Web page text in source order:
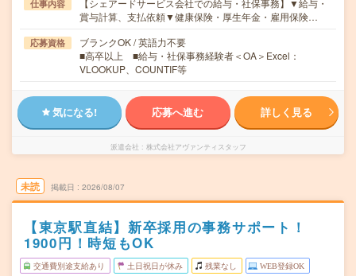
仕事内容
【シェアードサービス会社での給与・社保事務】▼給与・
賞与計算、支払依頼▼健康保険・厚生年金・雇用保険…
応募資格
ブランクOK / 英語力不要
■高卒以上 ■給与・社保事務経験者＜OA＞Excel：
VLOOKUP、COUNTIF等
気になる! 応募へ進む 詳しく見る
派遣会社 株式会社アヴァンティスタッフ
未読 掲載日 2026/08/07
【東京駅直結】新卒採用の事務サポート！
1900円！時短もOK
交通費別途支給あり 土日祝日が休み 残業なし WEB登録OK